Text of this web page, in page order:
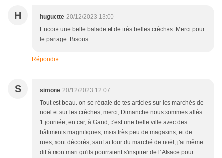
H huguette 20/12/2023 13:00
Encore une belle balade et de très belles crèches. Merci pour
le partage. Bisous
Répondre
S simone 20/12/2023 12:07
Tout est beau, on se régale de tes articles sur les marchés de
noël et sur les crèches, merci, Dimanche nous sommes allés
1 journée, en car, à Gand; c'est une belle ville avec des
bâtiments magnifiques, mais très peu de magasins, et de
rues, sont décorés, sauf autour du marché de noël, j'ai même
dit à mon mari qu'ils pourraient s'inspirer de l' Alsace pour